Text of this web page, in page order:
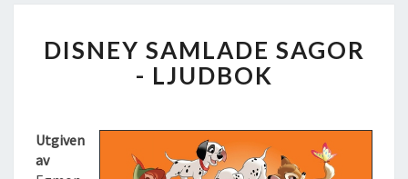
S
N
Y
S
A
DISNEY SAMLADE SAGOR
- LJUDBOK
Utgiven
av